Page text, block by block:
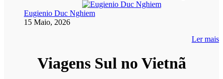
Eugienio Duc Nghiem
15 Maio, 2026
Ler mais
Viagens Sul no Vietnã